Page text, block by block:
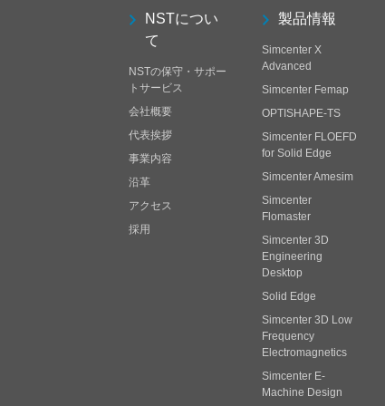
NSTについ
て
NSTの保守・サポー
トサービス
会社概要
代表挨拶
事業内容
沿革
アクセス
採用
製品情報
Simcenter X
Advanced
Simcenter Femap
OPTISHAPE-TS
Simcenter FLOEFD
for Solid Edge
Simcenter Amesim
Simcenter
Flomaster
Simcenter 3D
Engineering
Desktop
Solid Edge
Simcenter 3D Low
Frequency
Electromagnetics
Simcenter E-
Machine Design